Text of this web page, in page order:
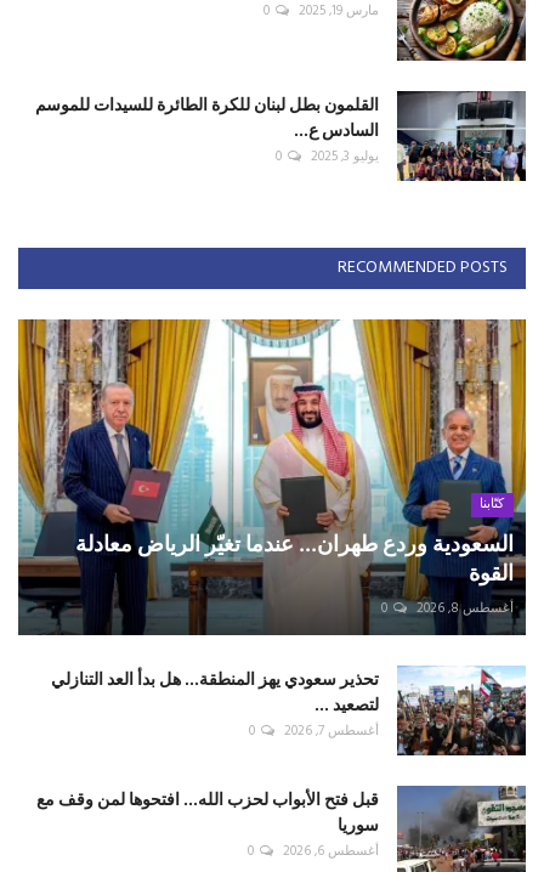
مارس 19, 2025 0
القلمون بطل لبنان للكرة الطائرة للسيدات للموسم
السادس ع...
يوليو 3, 2025 0
RECOMMENDED POSTS
كتّابنا
السعودية وردع طهران... عندما تغيّر الرياض معادلة
القوة
أغسطس 8, 2026 0
تحذير سعودي يهز المنطقة... هل بدأ العد التنازلي
لتصعيد ...
أغسطس 7, 2026 0
قبل فتح الأبواب لحزب الله... افتحوها لمن وقف مع
سوريا
أغسطس 6, 2026 0